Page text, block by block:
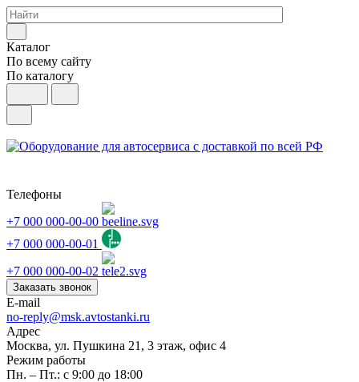
Каталог
По всему сайту
По каталогу
Телефоны
+7 000 000-00-00
+7 000 000-00-01
+7 000 000-00-02
Заказать звонок
E-mail
no-reply@msk.avtostanki.ru
Адрес
Москва, ул. Пушкина 21, 3 этаж, офис 4
Режим работы
Пн. – Пт.: с 9:00 до 18:00